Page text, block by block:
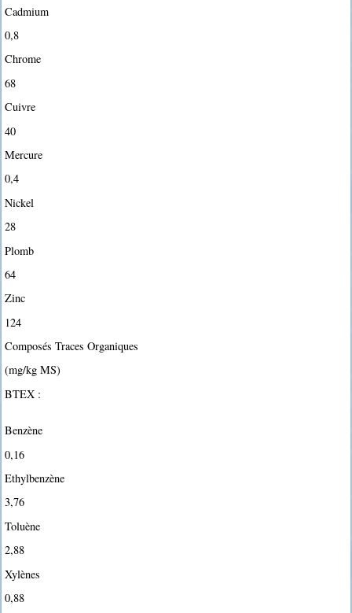
Cadmium
0,8
Chrome
68
Cuivre
40
Mercure
0,4
Nickel
28
Plomb
64
Zinc
124
Composés Traces Organiques
(mg/kg MS)
BTEX :
Benzène
0,16
Ethylbenzène
3,76
Toluène
2,88
Xylènes
0,88